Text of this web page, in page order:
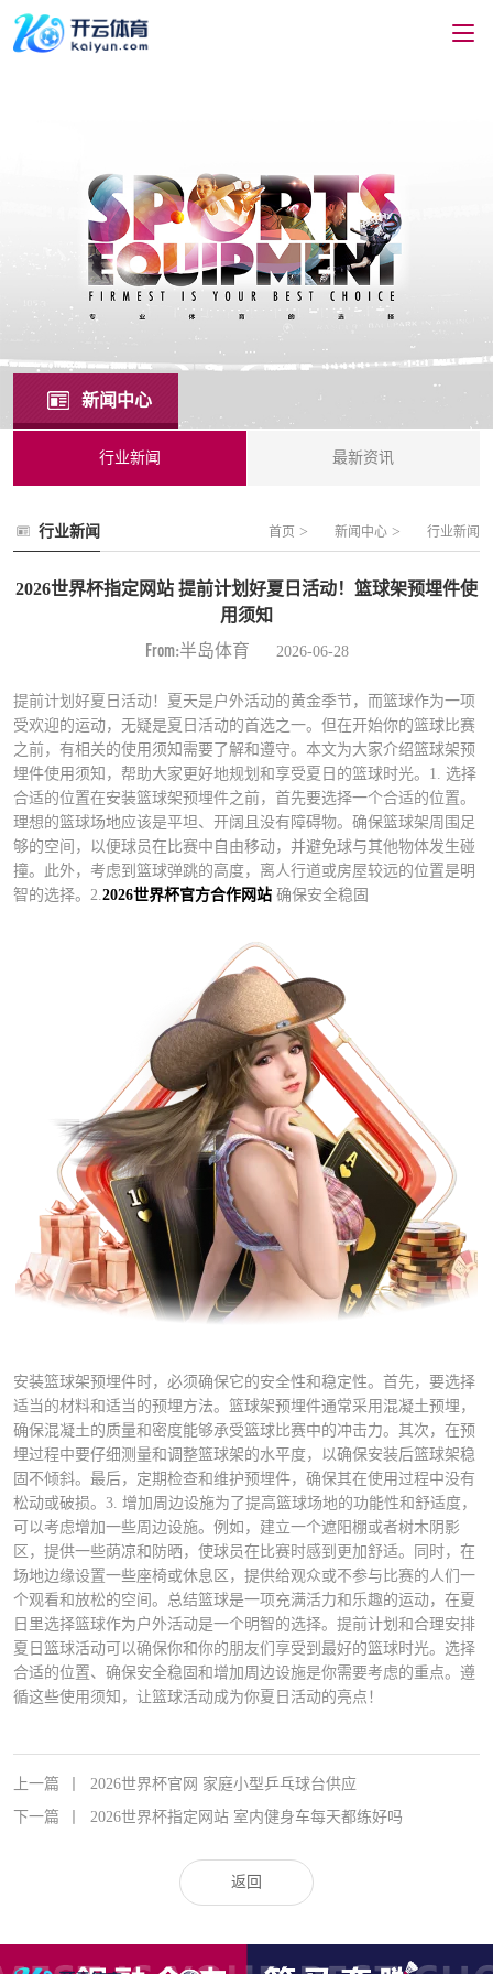
新闻中心
行业新闻 最新资讯
行业新闻 首页 > 新闻中心 > 行业新闻
2026世界杯指定网站 提前计划好夏日活动！篮球架预埋件使
用须知
From:半岛体育 2026-06-28
提前计划好夏日活动！夏天是户外活动的黄金季节，而篮球作为一项
受欢迎的运动，无疑是夏日活动的首选之一。但在开始你的篮球比赛
之前，有相关的使用须知需要了解和遵守。本文为大家介绍篮球架预
埋件使用须知，帮助大家更好地规划和享受夏日的篮球时光。1. 选择
合适的位置在安装篮球架预埋件之前，首先要选择一个合适的位置。
理想的篮球场地应该是平坦、开阔且没有障碍物。确保篮球架周围足
够的空间，以便球员在比赛中自由移动，并避免球与其他物体发生碰
撞。此外，考虑到篮球弹跳的高度，离人行道或房屋较远的位置是明
智的选择。2. 2026世界杯官方合作网站 确保安全稳固
安装篮球架预埋件时，必须确保它的安全性和稳定性。首先，要选择
适当的材料和适当的预埋方法。篮球架预埋件通常采用混凝土预埋，
确保混凝土的质量和密度能够承受篮球比赛中的冲击力。其次，在预
埋过程中要仔细测量和调整篮球架的水平度，以确保安装后篮球架稳
固不倾斜。最后，定期检查和维护预埋件，确保其在使用过程中没有
松动或破损。3. 增加周边设施为了提高篮球场地的功能性和舒适度，
可以考虑增加一些周边设施。例如，建立一个遮阳棚或者树木阴影
区，提供一些荫凉和防晒，使球员在比赛时感到更加舒适。同时，在
场地边缘设置一些座椅或休息区，提供给观众或不参与比赛的人们一
个观看和放松的空间。总结篮球是一项充满活力和乐趣的运动，在夏
日里选择篮球作为户外活动是一个明智的选择。提前计划和合理安排
夏日篮球活动可以确保你和你的朋友们享受到最好的篮球时光。选择
合适的位置、确保安全稳固和增加周边设施是你需要考虑的重点。遵
循这些使用须知，让篮球活动成为你夏日活动的亮点！
上一篇
2026世界杯官网 家庭小型乒乓球台供应
下一篇
2026世界杯指定网站 室内健身车每天都练好吗
返回